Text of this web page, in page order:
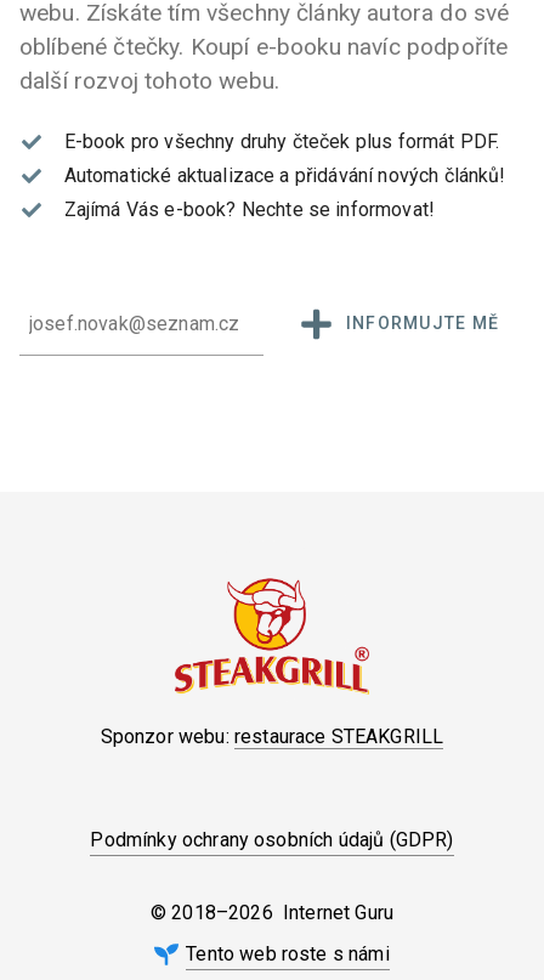
webu. Získáte tím všechny články autora do své
oblíbené čtečky. Koupí e-booku navíc podpoříte
další rozvoj tohoto webu.
E-book pro všechny druhy čteček plus formát PDF.
Automatické aktualizace a přidávání nových článků!
Zajímá Vás e-book? Nechte se informovat!
INFORMUJTE MĚ
Sponzor webu: restaurace STEAKGRILL
Podmínky ochrany osobních údajů (GDPR)
© 2018–2026 Internet Guru
Tento web roste s námi